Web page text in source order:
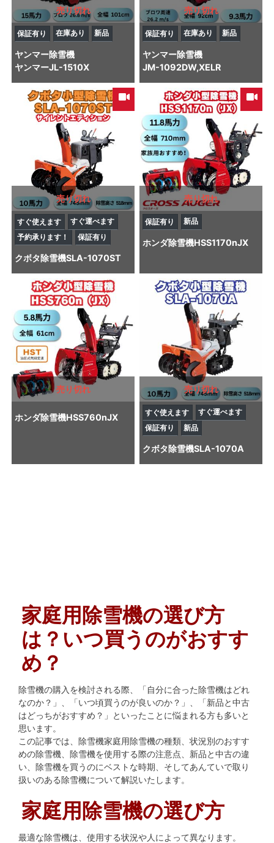
売り切れ
保証有り 在庫あり 新品
ヤンマー除雪機
ヤンマーJL-1510X
売り切れ
保証有り 在庫あり 新品
ヤンマー除雪機
JM-1092DW,XELR
売り切れ
すぐ使えます
すぐ運べます
予約承ります！
保証有り
クボタ除雪機SLA-1070ST
売り切れ
保証有り 新品
ホンダ除雪機HSS1170nJX
売り切れ
ホンダ除雪機HSS760nJX
売り切れ
すぐ使えます
すぐ運べます
保証有り
新品
クボタ除雪機SLA-1070A
家庭用除雪機の選び方
は？いつ買うのがおすす
め？
除雪機の購入を検討される際、「自分に合った除雪機はどれ
なのか？」、「いつ頃買うのが良いのか？」、「新品と中古
はどっちがおすすめ？」といったことに悩まれる方も多いと
思います。
この記事では、除雪機家庭用除雪機の種類、状況別のおすす
めの除雪機、除雪機を使用する際の注意点、新品と中古の違
い、除雪機を買うのにベストな時期、そしてあんていで取り
扱いのある除雪機について解説いたします。
家庭用除雪機の選び方
最適な除雪機は、使用する状況や人によって異なります。